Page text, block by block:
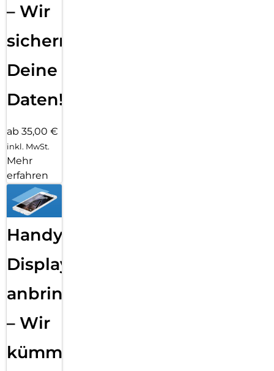
– Wir
sichern
Deine
Daten!
ab 35,00 €
inkl. MwSt.
Mehr
erfahren
Handy
Displayfolie
anbringen
– Wir
kümmern